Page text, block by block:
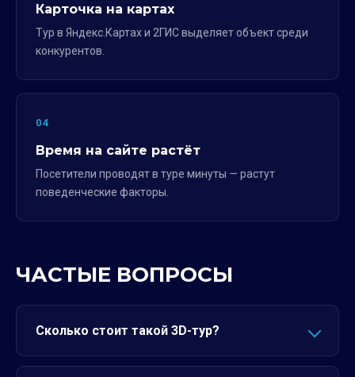
Карточка на картах
Тур в Яндекс.Картах и 2ГИС выделяет объект среди
конкурентов.
04
Время на сайте растёт
Посетители проводят в туре минуты — растут
поведенческие факторы.
ЧАСТЫЕ ВОПРОСЫ
Сколько стоит такой 3D-тур?